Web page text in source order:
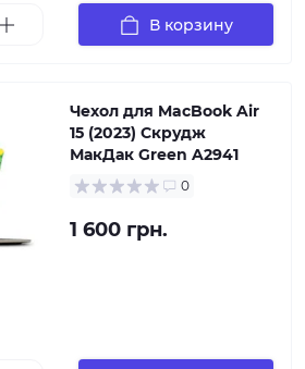
В корзину
Чехол для MacBook Air
15 (2023) Скрудж
МакДак Green A2941
0
1 600 грн.